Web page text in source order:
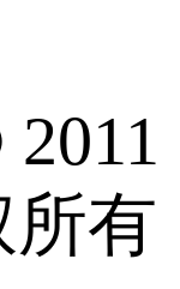
有